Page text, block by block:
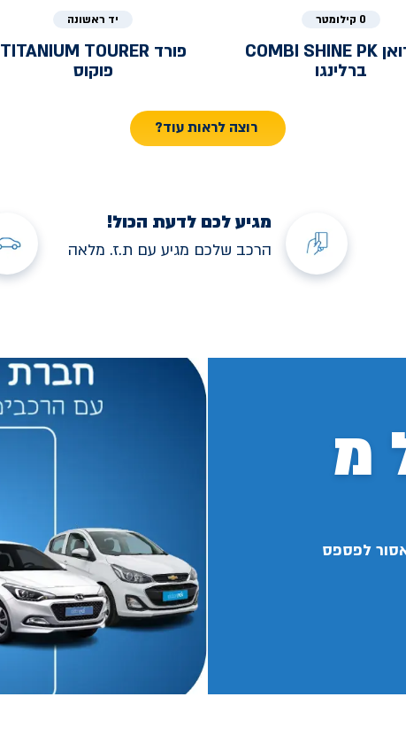
0 קילומטר
COMBI SHINE PK
ברלינגו
יד ראשונה
פורד TITANIUM TOURER
פוקוס
רוצה לראות עוד?
מגיע לכם לדעת הכול!
הרכב שלכם מגיע עם ת.ז. מלאה
מ
לפספס